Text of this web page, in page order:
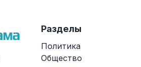
Разделы
Политика
Общество